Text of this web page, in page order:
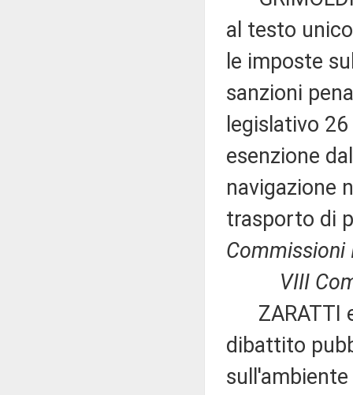
al testo
le imposte
sanzioni
legislativo
esenzione
navigazione
trasporto di
Commissioni
VIII
ZARATTI
dibattito